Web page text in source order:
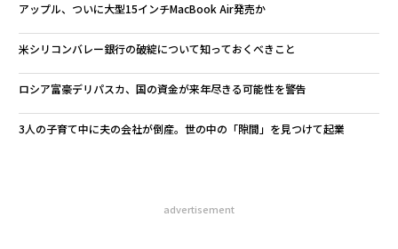
アップル、ついに大型15インチMacBook Air発売か
米シリコンバレー銀行の破綻について知っておくべきこと
ロシア富豪デリパスカ、国の資金が来年尽きる可能性を警告
3人の子育て中に夫の会社が倒産。世の中の「隙間」を見つけて起業
advertisement